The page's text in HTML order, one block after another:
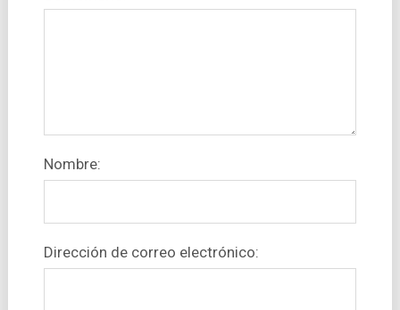
Nombre:
Dirección de correo electrónico: